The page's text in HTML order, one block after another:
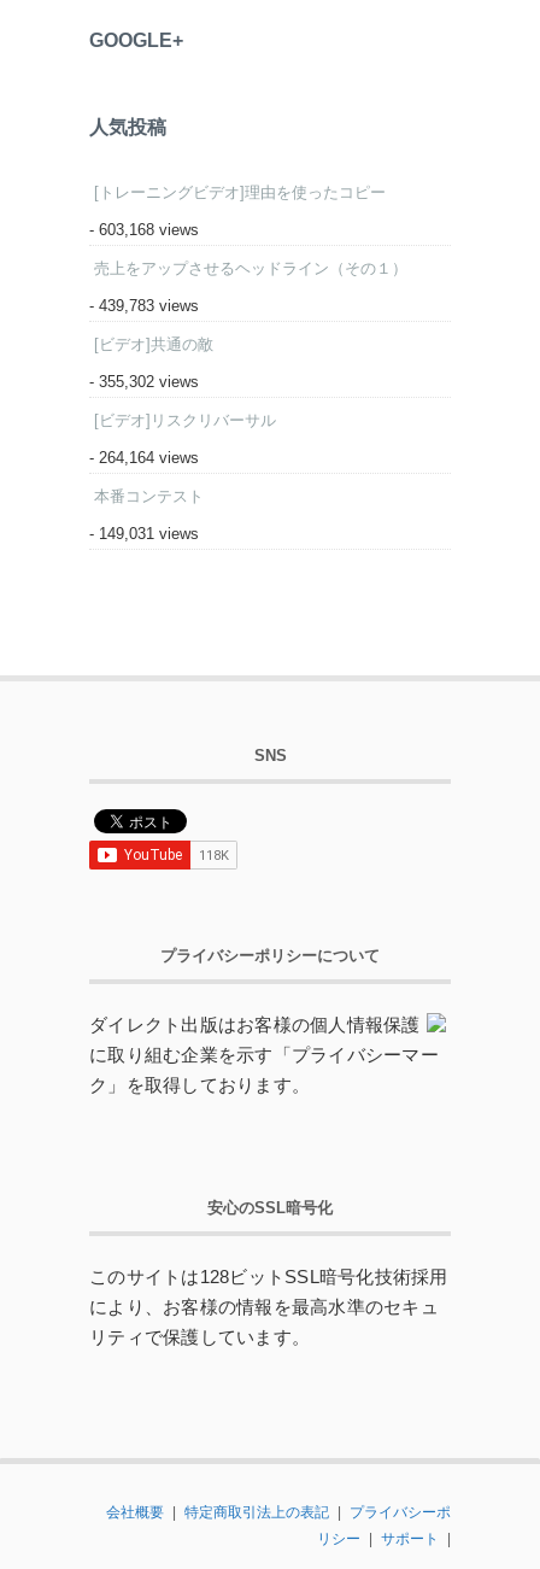
GOOGLE+
人気投稿
[トレーニングビデオ]理由を使ったコピー
- 603,168 views
売上をアップさせるヘッドライン（その１）
- 439,783 views
[ビデオ]共通の敵
- 355,302 views
[ビデオ]リスクリバーサル
- 264,164 views
本番コンテスト
- 149,031 views
SNS
プライバシーポリシーについて
ダイレクト出版はお客様の個人情報保護
に取り組む企業を示す「プライバシーマー
ク」を取得しております。
安心のSSL暗号化
このサイトは128ビットSSL暗号化技術採用
により、お客様の情報を最高水準のセキュ
リティで保護しています。
会社概要 | 特定商取引法上の表記 |
プライバシーポ
リシー
| サポート |